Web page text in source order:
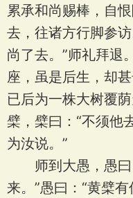
累承和尚赐棒，自
去，往诸方行脚参
尚了去。”师礼拜退
座，虽是后生，却
已后为一株大树覆
檗，檗曰：“不须他
为汝说。”
师到大愚，愚曰
来。”愚曰：“黄檗